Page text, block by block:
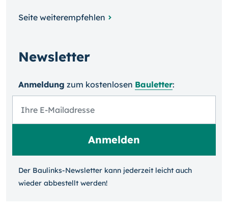
Seite weiterempfehlen
Newsletter
Anmeldung zum kosten­losen Bauletter:
Der Baulinks-Newsletter kann jeder­zeit leicht auch
wieder ab­bestellt werden!